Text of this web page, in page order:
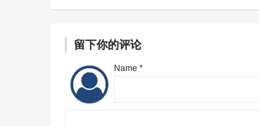
留下你的评论
Name *